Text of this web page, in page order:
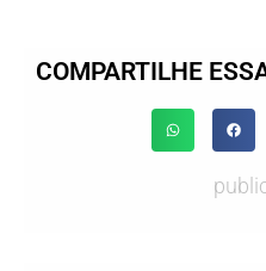
COMPARTILHE